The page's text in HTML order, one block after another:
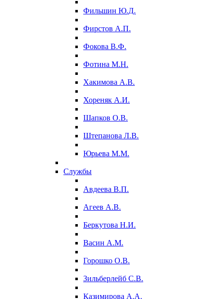
Фильшин Ю.Д.
Фирстов А.П.
Фокова В.Ф.
Фотина М.Н.
Хакимова А.В.
Хореняк А.И.
Шапков О.В.
Штепанова Л.В.
Юрьева М.М.
Службы
Авдеева В.П.
Агеев А.В.
Беркутова Н.И.
Васин А.М.
Горошко О.В.
Зильберлейб С.В.
Казимирова А.А.